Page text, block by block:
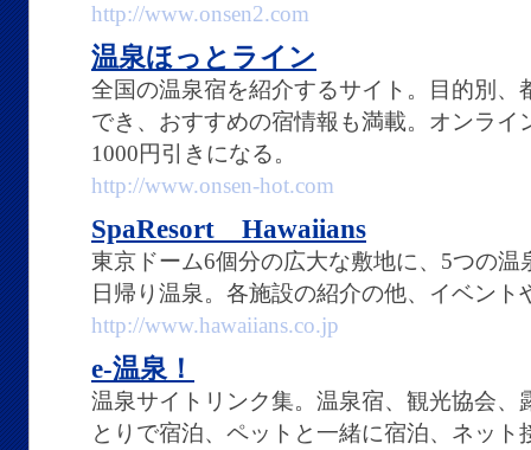
http://www.onsen2.com
温泉ほっとライン
全国の温泉宿を紹介するサイト。目的別、
でき、おすすめの宿情報も満載。オンライ
1000円引きになる。
http://www.onsen-hot.com
SpaResort Hawaiians
東京ドーム6個分の広大な敷地に、5つの
日帰り温泉。各施設の紹介の他、イベン
http://www.hawaiians.co.jp
e-温泉！
温泉サイトリンク集。温泉宿、観光協会、
とりで宿泊、ペットと一緒に宿泊、ネッ